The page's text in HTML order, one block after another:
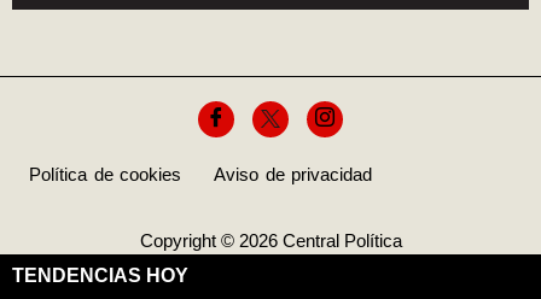
Copyright © 2026 Central Política
Política de cookies Aviso de privacidad
TENDENCIAS HOY